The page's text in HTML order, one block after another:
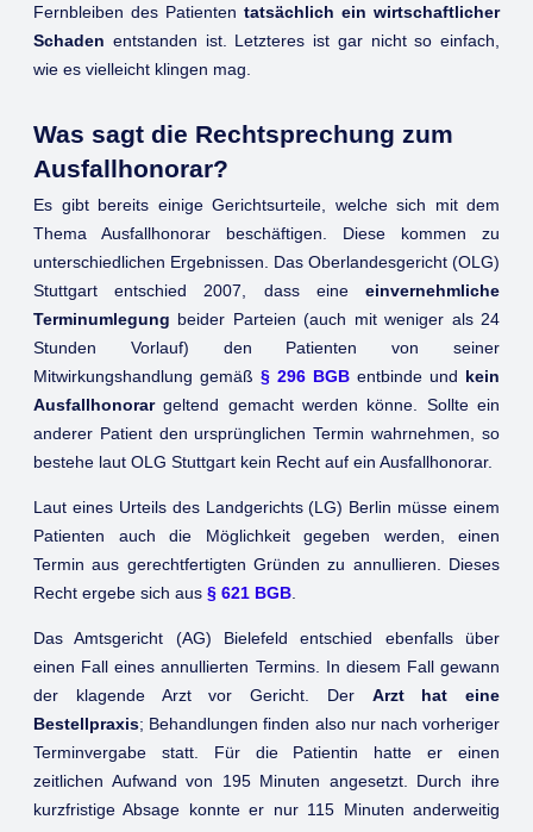
Fernbleiben des Patienten tatsächlich ein wirtschaftlicher
Schaden entstanden ist. Letzteres ist gar nicht so einfach,
wie es vielleicht klingen mag.
Was sagt die Rechtsprechung zum
Ausfallhonorar?
Es gibt bereits einige Gerichtsurteile, welche sich mit dem
Thema Ausfallhonorar beschäftigen. Diese kommen zu
unterschiedlichen Ergebnissen. Das Oberlandesgericht (OLG)
Stuttgart entschied 2007, dass eine einvernehmliche
Terminumlegung beider Parteien (auch mit weniger als 24
Stunden Vorlauf) den Patienten von seiner
Mitwirkungshandlung gemäß § 296 BGB entbinde und kein
Ausfallhonorargeltend gemacht werden könne. Sollte ein
anderer Patient den ursprünglichen Termin wahrnehmen, so
bestehe laut OLG Stuttgart kein Recht auf ein Ausfallhonorar.
Laut eines Urteils des Landgerichts (LG) Berlin müsse einem
Patienten auch die Möglichkeit gegeben werden, einen
Termin aus gerechtfertigten Gründen zu annullieren. Dieses
Recht ergebe sich aus § 621 BGB
Das Amtsgericht (AG) Bielefeld entschied ebenfalls über
einen Fall eines annullierten Termins. In diesem Fall gewann
der klagende Arzt vor Gericht. Der Arzt hat eine
Bestellpraxis; Behandlungen finden also nur nach vorheriger
Terminvergabe statt. Für die Patientin hatte er einen
zeitlichen Aufwand von 195 Minuten angesetzt. Durch ihre
kurzfristige Absage konnte er nur 115 Minuten anderweitig